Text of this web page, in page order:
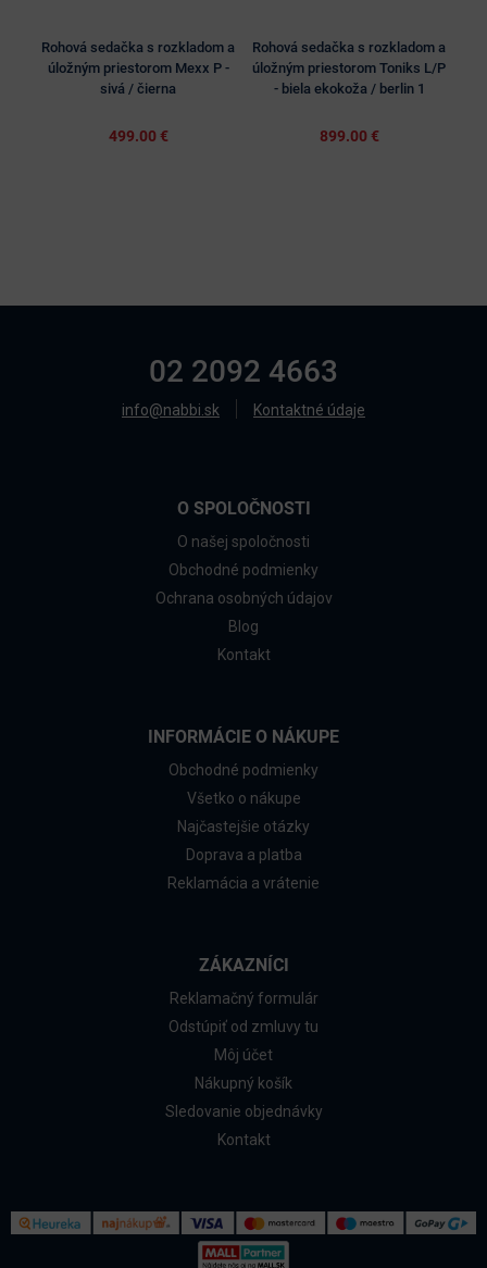
Rohová sedačka s rozkladom a
úložným priestorom Mexx P -
sivá / čierna
499.00 €
Rohová sedačka s rozkladom a
úložným priestorom Toniks L/P
- biela ekokoža / berlin 1
899.00 €
02 2092 4663
info@nabbi.sk Kontaktné údaje
O SPOLOČNOSTI
O našej spoločnosti
Obchodné podmienky
Ochrana osobných údajov
Blog
Kontakt
INFORMÁCIE O NÁKUPE
Obchodné podmienky
Všetko o nákupe
Najčastejšie otázky
Doprava a platba
Reklamácia a vrátenie
ZÁKAZNÍCI
Reklamačný formulár
Odstúpiť od zmluvy tu
Môj účet
Nákupný košík
Sledovanie objednávky
Kontakt